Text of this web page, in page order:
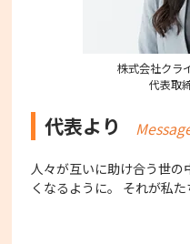
株式会社クラ
代表取
代表より
人々が互いに助け合う世の
くなるように。 それが私た